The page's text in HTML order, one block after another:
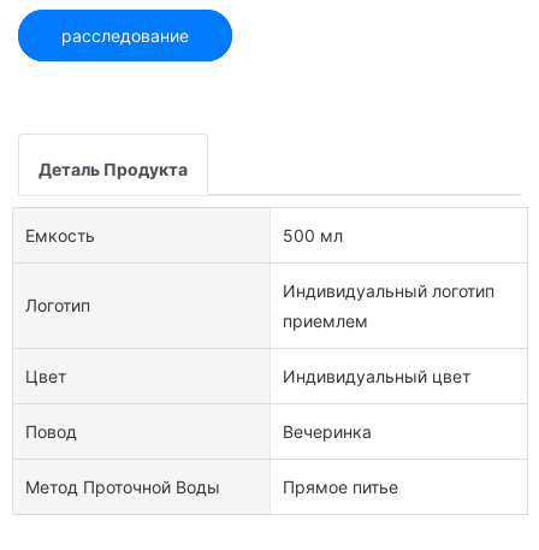
расследование
Деталь Продукта
Емкость 500 мл
Логотип
Индивидуальный логотип
приемлем
Цвет Индивидуальный цвет
Повод Вечеринка
Метод Проточной Воды Прямое питье